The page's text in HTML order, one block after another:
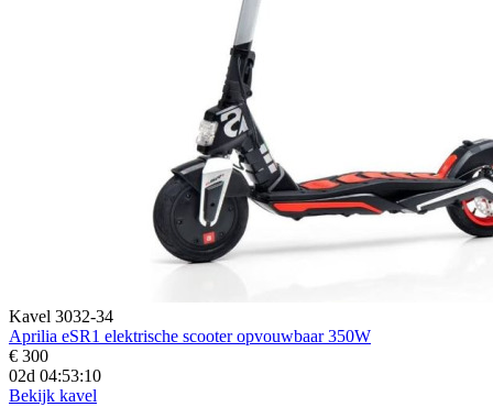
Kavel 3032-34
Aprilia eSR1 elektrische scooter opvouwbaar 350W
€ 300
02d 04:53:09
Bekijk kavel